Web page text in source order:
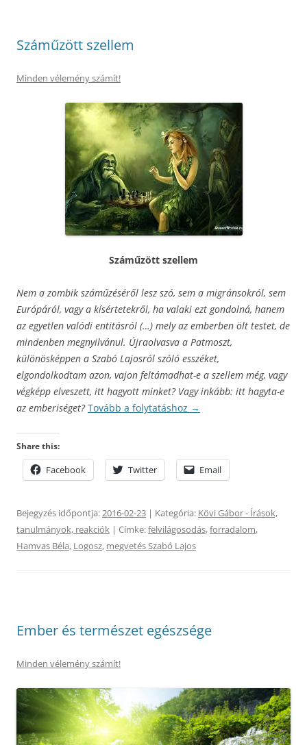
Száműzött szellem
Minden vélemény számít!
Száműzött szellem
Nem a zombik száműzéséről lesz szó, sem a migránsokról, sem
Európáról, vagy a kísértetekről, ha valaki ezt gondolná, hanem
az egyetlen valódi entitásról (…) mely az emberben ölt testet, de
mindenben megnyilvánul. Újraolvasva a Patmoszt,
különösképpen a Szabó Lajosról szóló esszéket,
elgondolkodtam azon, vajon feltámadhat-e a szellem még, vagy
végképp elveszett, itt hagyott minket? Vagy inkább: itt hagyta-e
az emberiséget? Tovább a folytatáshoz →
Share this:
Facebook Twitter Email
Bejegyzés időpontja:2016-02-23 | Kategória: Kövi Gábor - Írások,
tanulmányok, reakciók | Címke:felvilágosodás,forradalom,
Hamvas Béla, Logosz, megvetés Szabó Lajos
Ember és természet egészsége
Minden vélemény számít!